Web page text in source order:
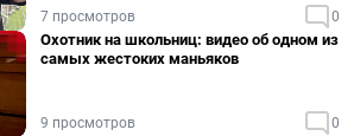
7 просмотров 0
Охотник на школьниц: видео об одном из
самых жестоких маньяков
9 просмотров 0